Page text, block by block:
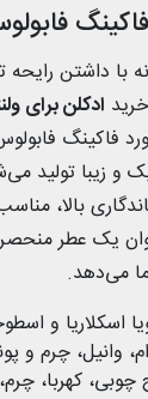
با داشتن
ادکلن برای
و زیبا تولید
بالا،
یک عطر
می‌دهد.
اسکلاریا و
وانیل، چرم و
کهربا،